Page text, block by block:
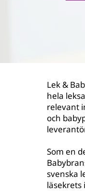
Lek &
hela
relevant
och
Som en
svenska
läsekrets